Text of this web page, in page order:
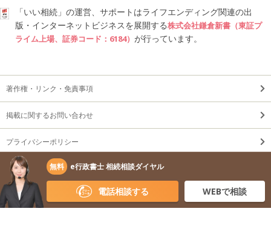
「いい相続」の運営、サポートはライフエンディング関連の出
版・インターネットビジネスを展開する株式会社鎌倉新書（東証プ
ライム上場、証券コード：6184） が行っています。
著作権・リンク・免責事項
掲載に関するお問い合わせ
プライバシーポリシー
利用規約
無断転載・剽窃禁止 Copyright © 2026 株式会社 鎌倉新書
無料 e行政書士 相続相談ダイヤル
電話相談する WEBで相談